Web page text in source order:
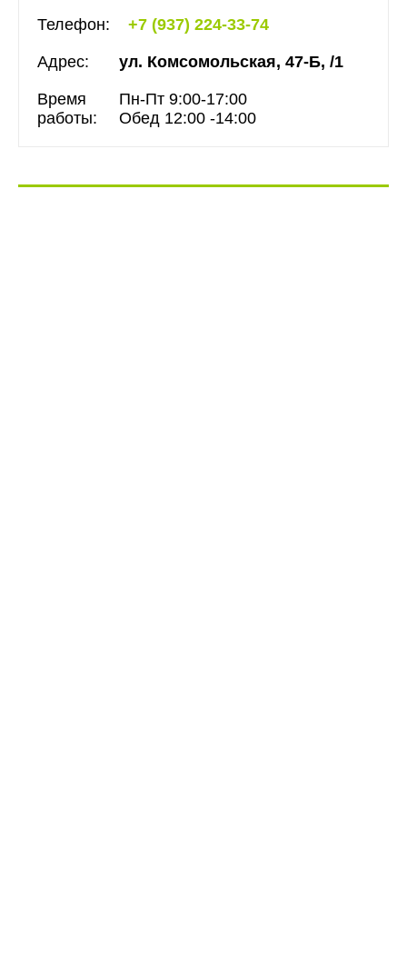
Телефон: +7 (937) 224-33-74
Адрес: ул. Комсомольская, 47-Б, /1
Время
работы:
Пн-Пт 9:00-17:00
Обед 12:00 -14:00